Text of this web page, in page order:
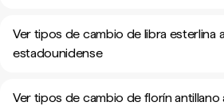
Ver tipos de cambio de libra esterlina
estadounidense
Ver tipos de cambio de florín antillano